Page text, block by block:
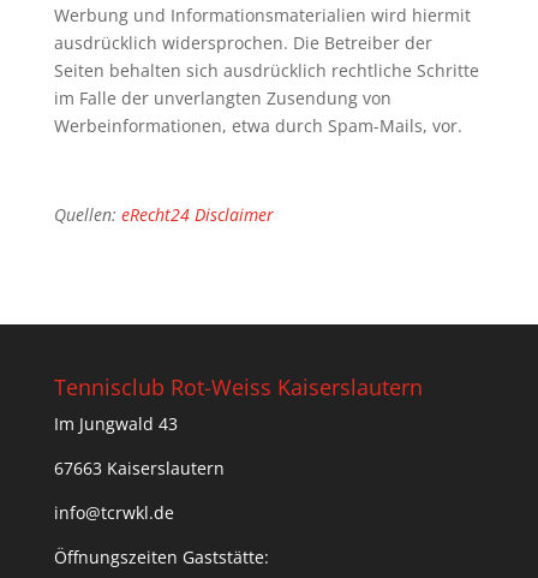
Werbung und Informationsmaterialien wird hiermit
ausdrücklich widersprochen. Die Betreiber der
Seiten behalten sich ausdrücklich rechtliche Schritte
im Falle der unverlangten Zusendung von
Werbeinformationen, etwa durch Spam-Mails, vor.
Quellen: eRecht24 Disclaimer
Tennisclub Rot-Weiss Kaiserslautern
Im Jungwald 43
67663 Kaiserslautern
info@tcrwkl.de
Öffnungszeiten Gaststätte: